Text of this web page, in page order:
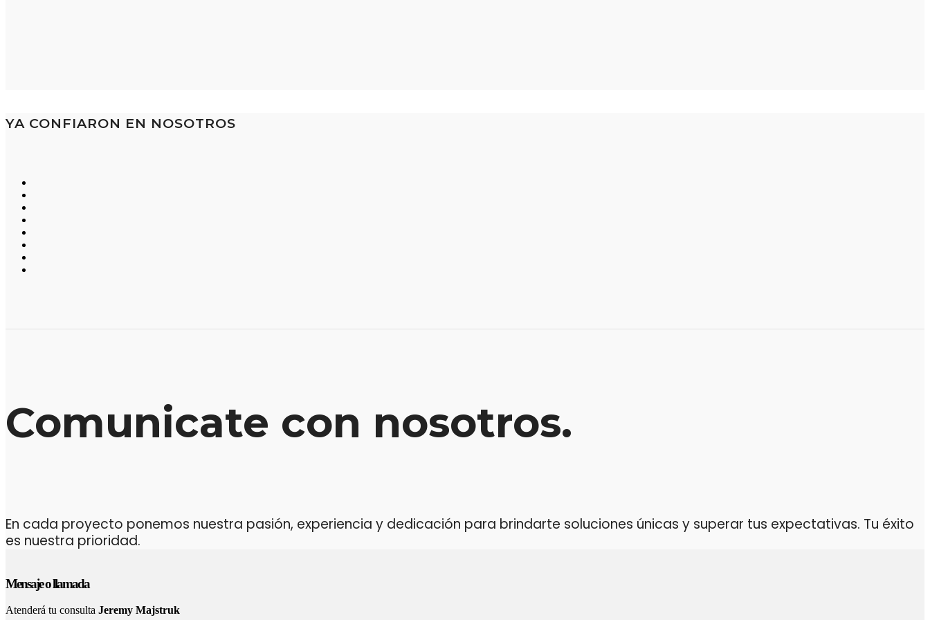
YA CONFIARON EN NOSOTROS
Comunicate con nosotros.
En cada proyecto ponemos nuestra pasión, experiencia y dedicación para brindarte soluciones únicas y superar tus expectativas. Tu éxito
es nuestra prioridad.
Mensaje o llamada
Atenderá tu consulta Jeremy Majstruk